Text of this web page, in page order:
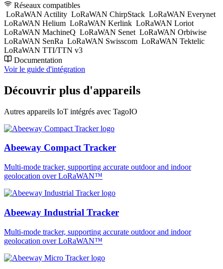
Réseaux compatibles
LoRaWAN Actility LoRaWAN ChirpStack LoRaWAN Everynet
LoRaWAN Helium LoRaWAN Kerlink LoRaWAN Loriot
LoRaWAN MachineQ LoRaWAN Senet LoRaWAN Orbiwise
LoRaWAN SenRa LoRaWAN Swisscom LoRaWAN Tektelic
LoRaWAN TTI/TTN v3
Documentation
Voir le guide d'intégration
Découvrir plus d'appareils
Autres appareils IoT intégrés avec TagoIO
Abeeway Compact Tracker
Multi-mode tracker, supporting accurate outdoor and indoor
geolocation over LoRaWAN™
Abeeway Industrial Tracker
Multi-mode tracker, supporting accurate outdoor and indoor
geolocation over LoRaWAN™